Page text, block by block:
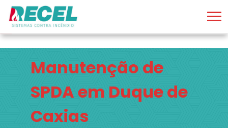
Manutenção de
SPDA em Duque de
Caxias